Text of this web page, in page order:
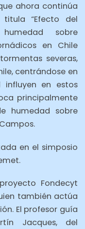
ahora continúa
“Efecto del
sobre
en Chile
severas,
centrándose en
en estos
principalmente
humedad sobre
en el simposio
Fondecyt
también actúa
El profesor guía
Jacques, del